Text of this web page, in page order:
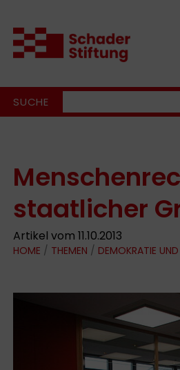
SUCHE
staatlicher
Artikel vom 11.10.2013
HOME / THEMEN / DEMOKRATIE